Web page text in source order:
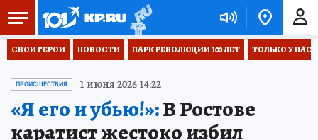
СВОИ ГЕРОИ НОВОСТИ ПАРК РЕВОЛЮЦИИ 100 ЛЕТ ТОЛЬКО У НАС
ПРОИСШЕСТВИЯ 1 июня 2026 14:22
«Я его и убью!»:В Ростове
каратист жестоко избил